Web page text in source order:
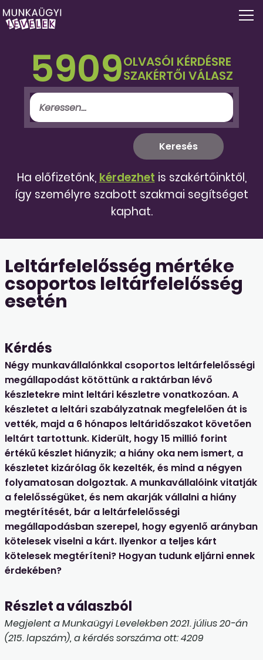
5909OLVASÓI KÉRDÉSRE
SZAKÉRTŐI VÁLASZ
Ha előfizetőnk, kérdezhet is szakértőinktől,
így személyre szabott szakmai segítséget
kaphat.
Leltárfelelősség mértéke
csoportos leltárfelelősség
esetén
Kérdés
Négy munkavállalónkkal csoportos leltárfelelősségi
megállapodást kötöttünk a raktárban lévő
készletekre mint leltári készletre vonatkozóan. A
készletet a leltári szabályzatnak megfelelően át is
vették, majd a 6 hónapos leltáridőszakot követően
leltárt tartottunk. Kiderült, hogy 15 millió forint
értékű készlet hiányzik; a hiány oka nem ismert, a
készletet kizárólag ők kezelték, és mind a négyen
folyamatosan dolgoztak. A munkavállalóink vitatják
a felelősségüket, és nem akarják vállalni a hiány
megtérítését, bár a leltárfelelősségi
megállapodásban szerepel, hogy egyenlő arányban
kötelesek viselni a kárt. Ilyenkor a teljes kárt
kötelesek megtéríteni? Hogyan tudunk eljárni ennek
érdekében?
Részlet a válaszból
Megjelent a Munkaügyi Levelekben 2021. július 20-án
(215. lapszám), a kérdés sorszáma ott: 4209